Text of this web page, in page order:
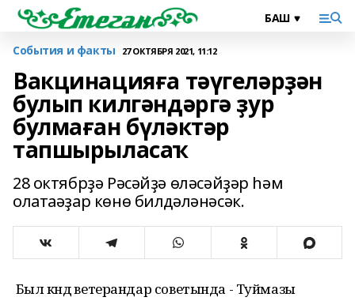
События и факты 27 ОКТЯБРЯ 2021, 11:12
Вакцинацияға тәүгеләрҙән
булып килгәндәргә ҙур
булмаған бүләктәр
тапшырыласаҡ
28 октябрҙә Рәсәйҙә өләсәйҙәр һәм
олатаәҙар көнө билдәләнәсәк.
Был көндө ветерандар советында - Туймазы